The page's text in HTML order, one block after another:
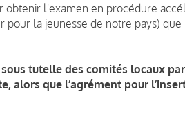
l'examen en procédure
pour la jeunesse de notre pays)
tutelle des comités locaux
alors que l’agrément pour